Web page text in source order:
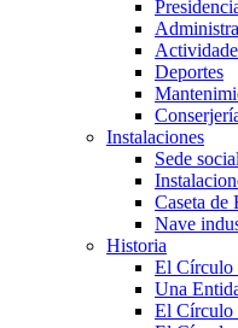
Deportes
Instalaciones
Sede
Caseta de
Nave
Historia
El Círculo
Una
El